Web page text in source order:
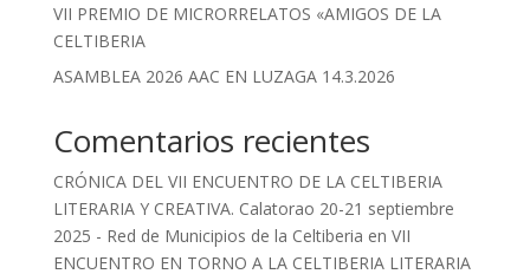
VII PREMIO DE MICRORRELATOS «AMIGOS DE LA
CELTIBERIA
ASAMBLEA 2026 AAC EN LUZAGA 14.3.2026
Comentarios recientes
CRÓNICA DEL VII ENCUENTRO DE LA CELTIBERIA
LITERARIA Y CREATIVA. Calatorao 20-21 septiembre
2025 - Red de Municipios de la Celtiberia en VII
ENCUENTRO EN TORNO A LA CELTIBERIA LITERARIA